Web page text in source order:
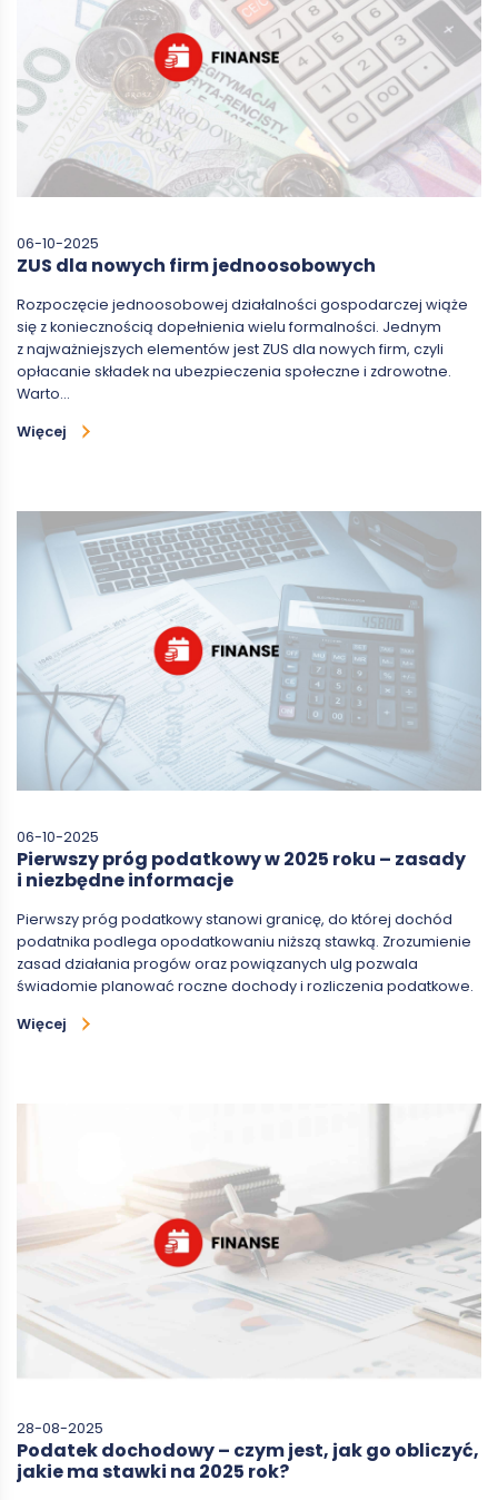
06-10-2025
ZUS dla nowych firm jednoosobowych
Rozpoczęcie jednoosobowej działalności gospodarczej wiąże
się z koniecznością dopełnienia wielu formalności. Jednym
z najważniejszych elementów jest ZUS dla nowych firm, czyli
opłacanie składek na ubezpieczenia społeczne i zdrowotne.
Warto…
Więcej
06-10-2025
Pierwszy próg podatkowy w 2025 roku – zasady
i niezbędne informacje
Pierwszy próg podatkowy stanowi granicę, do której dochód
podatnika podlega opodatkowaniu niższą stawką. Zrozumienie
zasad działania progów oraz powiązanych ulg pozwala
świadomie planować roczne dochody i rozliczenia podatkowe.
Więcej
28-08-2025
Podatek dochodowy – czym jest, jak go obliczyć,
jakie ma stawki na 2025 rok?